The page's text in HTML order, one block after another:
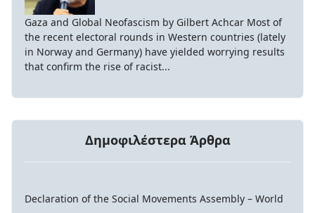
Gaza and Global Neofascism by Gilbert Achcar Most of
the recent electoral rounds in Western countries (lately
in Norway and Germany) have yielded worrying results
that confirm the rise of racist...
Δημοφιλέστερα Άρθρα
Declaration of the Social Movements Assembly – World